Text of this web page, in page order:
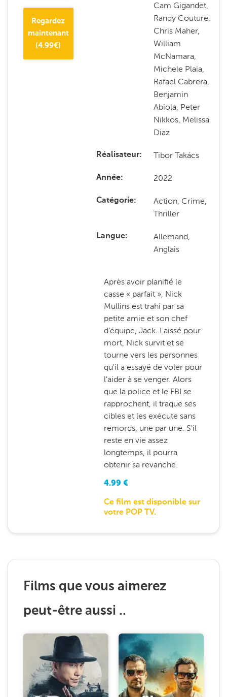
Regardez
maintenant
(4.99€)
Cam Gigandet,
Randy Couture,
Chris Maher,
William
McNamara,
Michele Plaia,
Rafael Cabrera,
Benjamin
Abiola, Peter
Nikkos, Melissa
Diaz
Réalisateur Tibor Takács
Année 2022
Catégorie
Action, Crime,
Thriller
Langue
Allemand,
Anglais
Après avoir planifié le
casse « parfait », Nick
Mullins est trahi par sa
petite amie et son chef
d'équipe, Jack. Laissé pour
mort, Nick survit et se
tourne vers les personnes
qu'il a essayé de voler pour
l'aider à se venger. Alors
que la police et le FBI se
rapprochent, il traque ses
cibles et les exécute sans
remords, une par une. S'il
reste en vie assez
longtemps, il pourra
obtenir sa revanche.
4.99 €
Ce film est disponible sur
votre POP TV.
Films que vous aimerez
peut-être aussi ..